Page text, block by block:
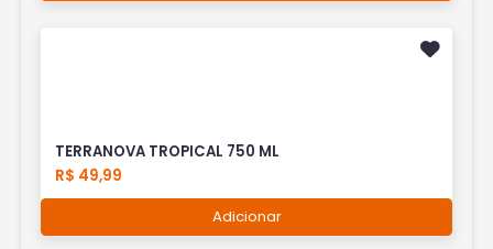
TERRANOVA TROPICAL 750 ML
R$ 49,99
Adicionar